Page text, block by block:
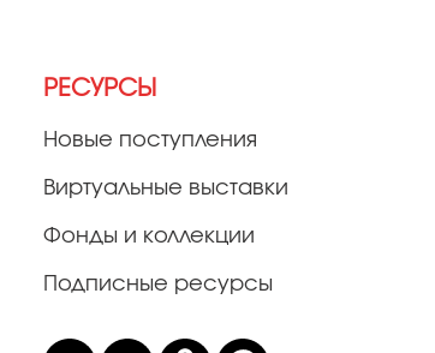
РЕСУРСЫ
Новые поступления
Виртуальные выставки
Фонды и коллекции
Подписные ресурсы